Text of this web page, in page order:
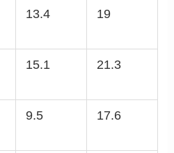
13.4 19
15.1 21.3
9.5 17.6